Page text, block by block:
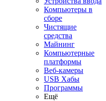
Компьютеры в
сборе
Чистящие
средства
Майнинг
Компьютерные
платформы
Веб-камеры
USB Хабы
Программы
Ещё